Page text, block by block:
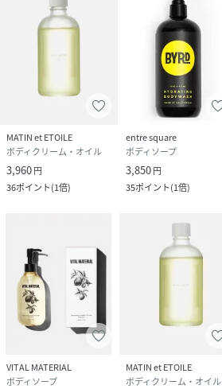
MATIN et ETOILE
ボディクリーム・オイル
3,960円
36ポイント(1倍)
entre square
ボディソープ
3,850円
35ポイント(1倍)
VITAL MATERIAL
ボディソープ
MATIN et ETOILE
ボディクリーム・オイル